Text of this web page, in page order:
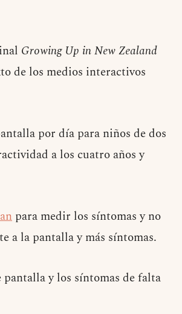
Growing Up in New Zealand
de los medios interactivos
por día para niños de dos
a los cuatro años y
para medir los síntomas y no
a la pantalla y más síntomas.
y los síntomas de falta